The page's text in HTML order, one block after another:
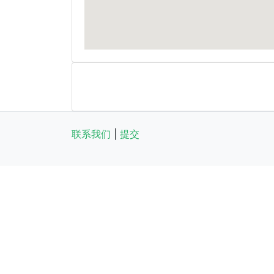
联系我们 提交